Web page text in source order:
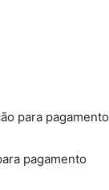
para pagamento
pagamento